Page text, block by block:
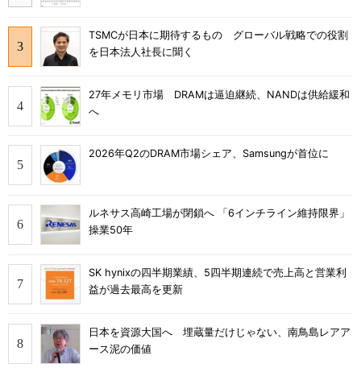
TSMCが日本に期待するもの グローバル戦略での役割
を日本法人社長に聞く
27年メモリ市場 DRAMは逼迫継続、NANDは供給緩和
へ
2026年Q2のDRAM市場シェア、Samsungが首位に
ルネサス高崎工場が閉鎖へ 「6インチライン維持限界」
操業50年
SK hynixの四半期業績、5四半期連続で売上高と営業利
益が過去最高を更新
日本を資源大国へ 埋蔵量だけじゃない、南鳥島レアア
ース泥の価値